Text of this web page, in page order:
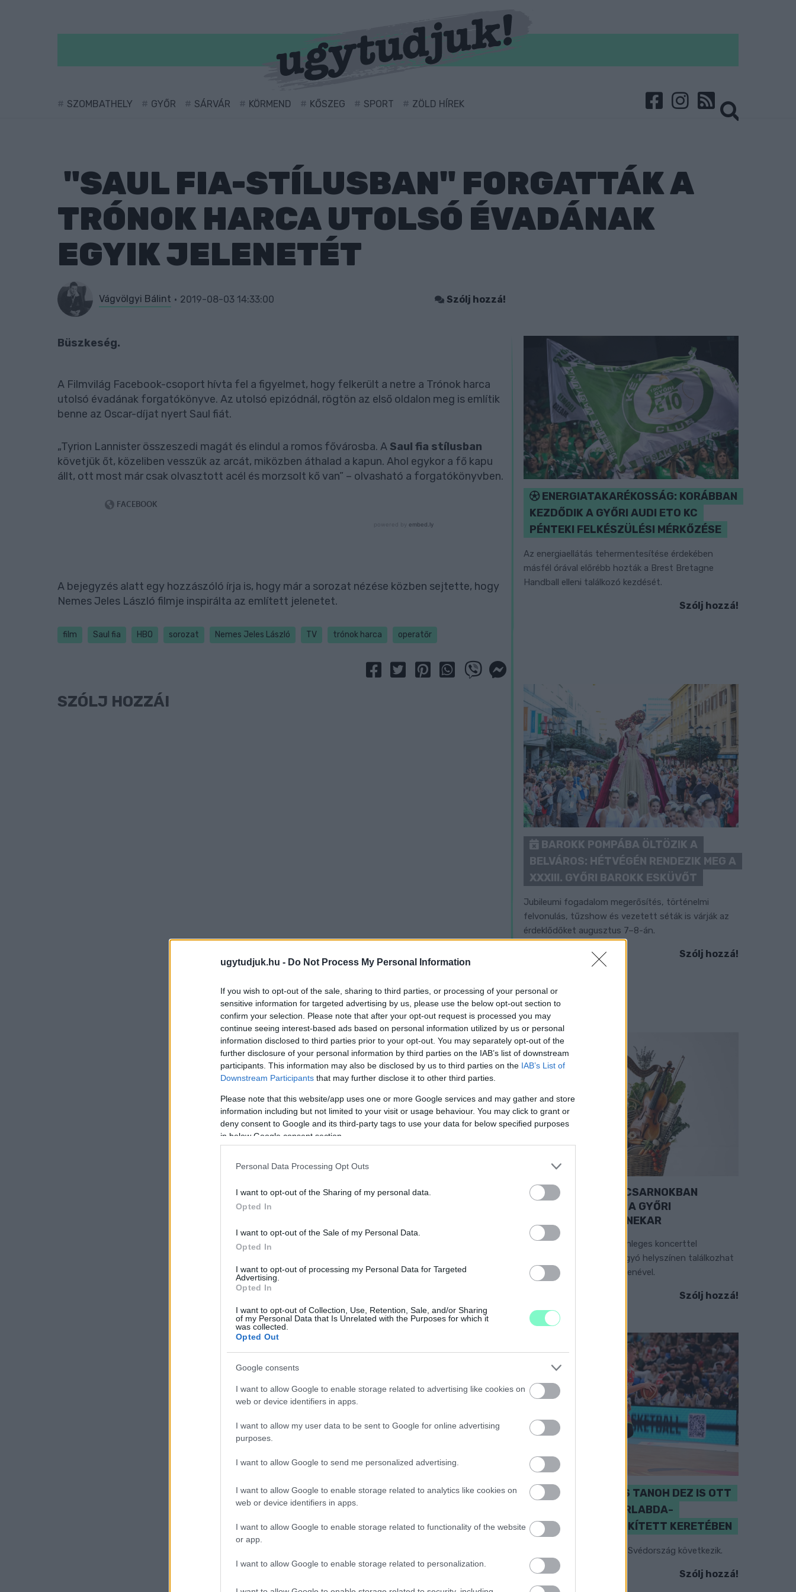
ugytudjuk.hu - Do Not Process My Personal Information
If you wish to opt-out of the sale, sharing to third parties, or processing of your personal or
sensitive information for targeted advertising by us, please use the below opt-out section to
confirm your selection. Please note that after your opt-out request is processed you may
continue seeing interest-based ads based on personal information utilized by us or personal
information disclosed to third parties prior to your opt-out. You may separately opt-out of the
further disclosure of your personal information by third parties on the IAB’s list of downstream
participants. This information may also be disclosed by us to third parties on the IAB’s List of
Downstream Participants that may further disclose it to other third parties.
Please note that this website/app uses one or more Google services and may gather and store
information including but not limited to your visit or usage behaviour. You may click to grant or
deny consent to Google and its third-party tags to use your data for below specified purposes
in below Google consent section.
Personal Data Processing Opt Outs
I want to opt-out of the Sharing of my personal data.
Opted In
I want to opt-out of the Sale of my Personal Data.
Opted In
I want to opt-out of processing my Personal Data for Targeted
Advertising.
Opted In
I want to opt-out of Collection, Use, Retention, Sale, and/or Sharing
of my Personal Data that Is Unrelated with the Purposes for which it
was collected.
Opted Out
Google consents
I want to allow Google to enable storage related to advertising like cookies on
web or device identifiers in apps.
I want to allow my user data to be sent to Google for online advertising
purposes.
I want to allow Google to send me personalized advertising.
I want to allow Google to enable storage related to analytics like cookies on
web or device identifiers in apps.
I want to allow Google to enable storage related to functionality of the website
or app.
I want to allow Google to enable storage related to personalization.
SZOMBATHELY GYŐR SÁRVÁR KÖRMEND KŐSZEG SPORT ZÖLD HÍREK
"SAUL FIA-STÍLUSBAN" FORGATTÁK A
TRÓNOK HARCA UTOLSÓ ÉVADÁNAK
EGYIK JELENETÉT
Vágvölgyi Bálint 2019-08-03 14:33:00 Szólj hozzá!
Büszkeség.
A Filmvilág Facebook-csoport hívta fel a figyelmet, hogy felkerült a netre a Trónok harca
utolsó évadának forgatókönyve. Az utolsó epizódnál, rögtön az első oldalon meg is említik
benne az Oscar-díjat nyert Saul fiát.
„Tyrion Lannister összeszedi magát és elindul a romos fővárosba. A Saul fia stílusban
követjük őt, közeliben vesszük az arcát, miközben áthalad a kapun. Ahol egykor a fő kapu
állt, ott most már csak olvasztott acél és morzsolt kő van” – olvasható a forgatókönyvben.
A bejegyzés alatt egy hozzászóló írja is, hogy már a sorozat nézése közben sejtette, hogy
Nemes Jeles László filmje inspirálta az említett jelenetet.
film Saul fia HBO sorozat Nemes Jeles László TV trónok harca operatőr
SZÓLJ HOZZÁ!
ENERGIATAKARÉKOSSÁG: KORÁBBAN
KEZDŐDIK A GYŐRI AUDI ETO KC
PÉNTEKI FELKÉSZÜLÉSI MÉRKŐZÉSE
Az energiaellátás tehermentesítése érdekében
másfél órával előrébb hozták a Brest Bretagne
Handball elleni találkozó kezdését.
Szólj hozzá!
BAROKK POMPÁBA ÖLTÖZIK A
BELVÁROS: HÉTVÉGÉN RENDEZIK MEG A
XXXIII. GYŐRI BAROKK ESKÜVŐT
Jubileumi fogadalom megerősítés, történelmi
felvonulás, tűzshow és vezetett séták is várják az
érdeklődőket augusztus 7–8-án.
Szólj hozzá!
EXTRA: A VÁSÁRCSARNOKBAN
NYITJA ÚJ ÉVADÁT A GYŐRI
FILHARMONIKUS ZENEKAR
A „Zenélő piac” című különleges koncerttel
szeptember 7-én rendhagyó helyszínen találkozhat
a közönség a klasszikus zenével.
Szólj hozzá!
PERL, VÁRADI ÉS TANOH DEZ IS OTT
VAN A FÉRFI KOSÁRLABDA-
VÁLOGATOTT SZŰKÍTETT KERETÉBEN
Észtország, Szlovénia és Svédország következik.
Szólj hozzá!